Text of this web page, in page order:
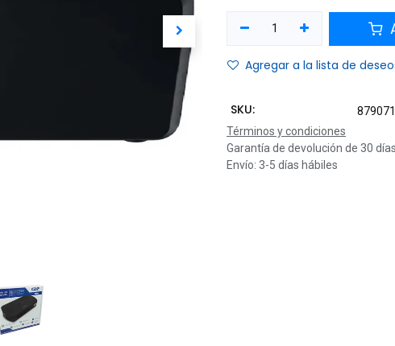
Agregar a la lista de
SKU:
Términos y condiciones
Garantía de devolución de 30 días
Envío: 3-5 días hábiles